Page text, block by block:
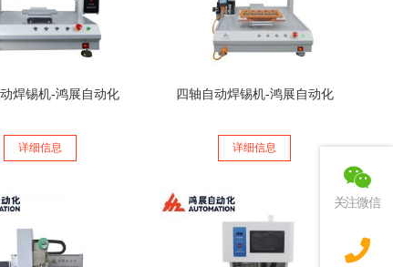
焊锡机-鸿展自动化
详细信息
四轴自动焊锡机-鸿展自动化
详细信息
关注微信